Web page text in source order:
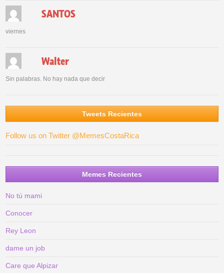
SANTOS
viernes
Walter
Sin palabras. No hay nada que decir
Tweets Recientes
Follow us on Twitter @MemesCostaRica
Memes Recientes
No tú mami
Conocer
Rey Leon
dame un job
Care que Alpizar